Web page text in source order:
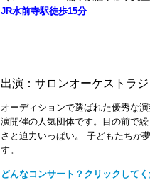
JR水前寺駅徒歩15分
出演：サロンオーケストラ
オーディションで選ばれた優秀な
演開催の人気団体です。目の前で
さと迫力いっぱい。 子どもたちが
す。
どんなコンサート？クリックしてく